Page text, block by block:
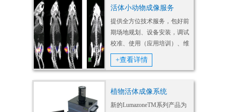
内获取CT和荧光数据，实现深
活体小动物成像服务
提供全方位技术服务，包好前
期场地规划、设备安装，调试
校准、使用（应用培训）、维
修、软硬件升级、深度保养、
移机、远程技术支持及年保服
+查看详情
植物活体成像系统
新的LumazoneTM系列产品为